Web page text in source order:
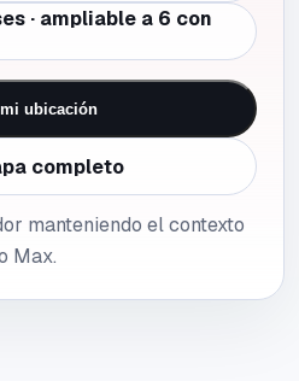
· ampliable a 6 con
ubicación
completo
manteniendo el contexto
Max.